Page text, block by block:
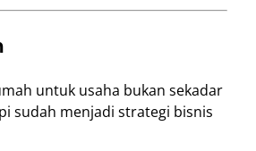
untuk usaha bukan sekadar
sudah menjadi strategi bisnis